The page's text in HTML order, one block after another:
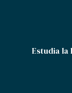
Estudia la